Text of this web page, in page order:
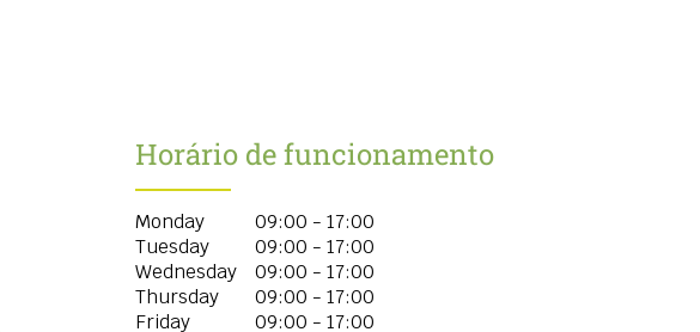
Horário de funcionamento
Monday
09:00 - 17:00
Tuesday
09:00 - 17:00
Wednesday
09:00 - 17:00
Thursday
09:00 - 17:00
Friday
09:00 - 17:00